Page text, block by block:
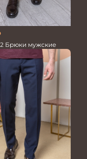
Брюки мужские